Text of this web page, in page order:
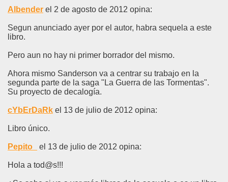
Albender el 2 de agosto de 2012 opina:
Segun anunciado ayer por el autor, habra sequela a este
libro.
Pero aun no hay ni primer borrador del mismo.
Ahora mismo Sanderson va a centrar su trabajo en la
segunda parte de la saga "La Guerra de las Tormentas".
Su proyecto de decalogía.
cYbErDaRk el 13 de julio de 2012 opina:
Libro único.
Pepito_ el 13 de julio de 2012 opina:
Hola a tod@s!!!